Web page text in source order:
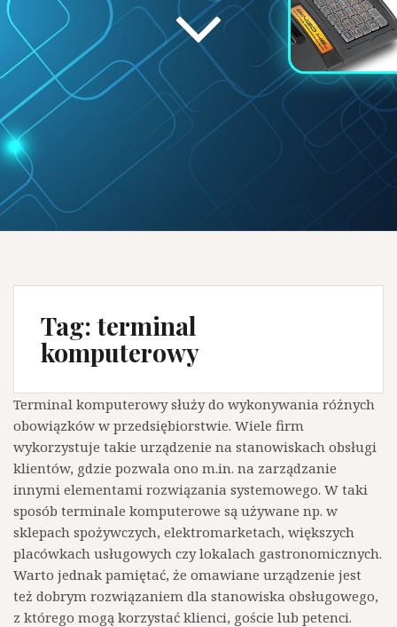
Tag:terminal
komputerowy
Terminal komputerowy służy do wykonywania różnych
obowiązków w przedsiębiorstwie. Wiele firm
wykorzystuje takie urządzenie na stanowiskach obsługi
klientów, gdzie pozwala ono m.in. na zarządzanie
innymi elementami rozwiązania systemowego. W taki
sposób terminale komputerowe są używane np. w
sklepach spożywczych, elektromarketach, większych
placówkach usługowych czy lokalach gastronomicznych.
Warto jednak pamiętać, że omawiane urządzenie jest
też dobrym rozwiązaniem dla stanowiska obsługowego,
z którego mogą korzystać klienci, goście lub petenci.